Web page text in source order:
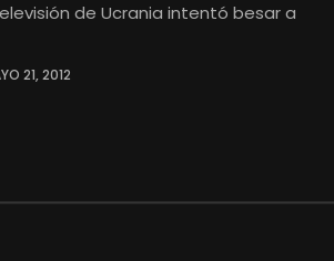
de Ucrania intentó besar a
21, 2012